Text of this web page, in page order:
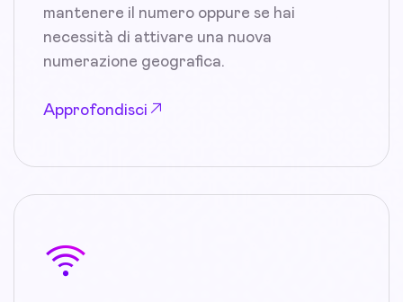
mantenere il numero oppure se hai
necessità di attivare una nuova
numerazione geografica.
Approfondisci